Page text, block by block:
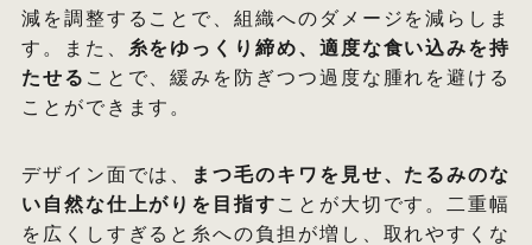
減を調整することで、組織へのダメージを減らしま
す。また、
糸をゆっくり締め、適度な食い込みを持
たせる ことで、緩みを防ぎつつ過度な腫れを避ける
ことができます。
デザイン面では、
まつ毛のキワを見せ、たるみのな
い自然な仕上がりを目指す ことが大切です。二重幅
を広くしすぎると糸への負担が増し、取れやすくな